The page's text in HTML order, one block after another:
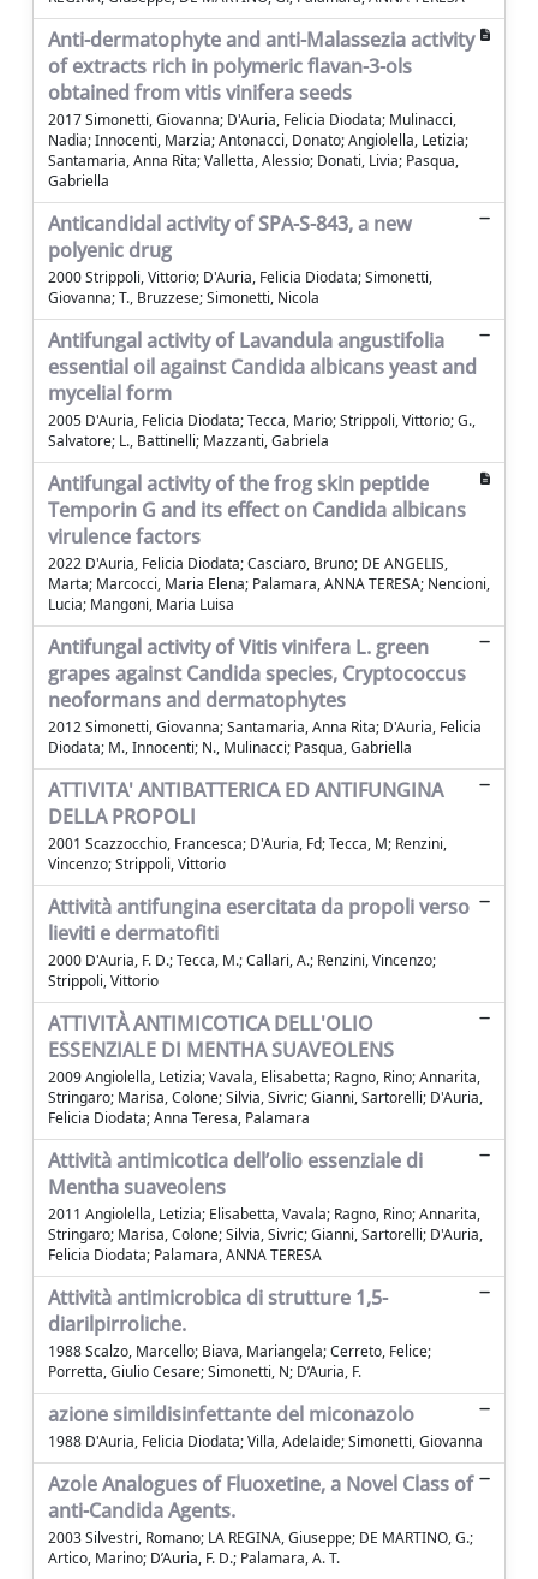
Anti-dermatophyte and anti-Malassezia activity
of extracts rich in polymeric flavan-3-ols
obtained from vitis vinifera seeds
2017 Simonetti, Giovanna; D'Auria, Felicia Diodata; Mulinacci,
Nadia; Innocenti, Marzia; Antonacci, Donato; Angiolella, Letizia;
Santamaria, Anna Rita; Valletta, Alessio; Donati, Livia; Pasqua,
Gabriella
Anticandidal activity of SPA-S-843, a new
polyenic drug
2000 Strippoli, Vittorio; D'Auria, Felicia Diodata; Simonetti,
Giovanna; T., Bruzzese; Simonetti, Nicola
Antifungal activity of Lavandula angustifolia
essential oil against Candida albicans yeast and
mycelial form
2005 D'Auria, Felicia Diodata; Tecca, Mario; Strippoli, Vittorio; G.,
Salvatore; L., Battinelli; Mazzanti, Gabriela
Antifungal activity of the frog skin peptide
Temporin G and its effect on Candida albicans
virulence factors
2022 D'Auria, Felicia Diodata; Casciaro, Bruno; DE ANGELIS,
Marta; Marcocci, Maria Elena; Palamara, ANNA TERESA; Nencioni,
Lucia; Mangoni, Maria Luisa
Antifungal activity of Vitis vinifera L. green
grapes against Candida species, Cryptococcus
neoformans and dermatophytes
2012 Simonetti, Giovanna; Santamaria, Anna Rita; D'Auria, Felicia
Diodata; M., Innocenti; N., Mulinacci; Pasqua, Gabriella
ATTIVITA' ANTIBATTERICA ED ANTIFUNGINA
DELLA PROPOLI
2001 Scazzocchio, Francesca; D'Auria, Fd; Tecca, M; Renzini,
Vincenzo; Strippoli, Vittorio
Attività antifungina esercitata da propoli verso
lieviti e dermatofiti
2000 D'Auria, F. D.; Tecca, M.; Callari, A.; Renzini, Vincenzo;
Strippoli, Vittorio
ATTIVITÀ ANTIMICOTICA DELL'OLIO
ESSENZIALE DI MENTHA SUAVEOLENS
2009 Angiolella, Letizia; Vavala, Elisabetta; Ragno, Rino; Annarita,
Stringaro; Marisa, Colone; Silvia, Sivric; Gianni, Sartorelli; D'Auria,
Felicia Diodata; Anna Teresa, Palamara
Attività antimicotica dell’olio essenziale di
Mentha suaveolens
2011 Angiolella, Letizia; Elisabetta, Vavala; Ragno, Rino; Annarita,
Stringaro; Marisa, Colone; Silvia, Sivric; Gianni, Sartorelli; D'Auria,
Felicia Diodata; Palamara, ANNA TERESA
Attività antimicrobica di strutture 1,5-
diarilpirroliche.
1988 Scalzo, Marcello; Biava, Mariangela; Cerreto, Felice;
Porretta, Giulio Cesare; Simonetti, N; D’Auria, F.
azione simildisinfettante del miconazolo
1988 D'Auria, Felicia Diodata; Villa, Adelaide; Simonetti, Giovanna
Azole Analogues of Fluoxetine, a Novel Class of
anti-Candida Agents.
2003 Silvestri, Romano; LA REGINA, Giuseppe; DE MARTINO, G.;
Artico, Marino; D’Auria, F. D.; Palamara, A. T.